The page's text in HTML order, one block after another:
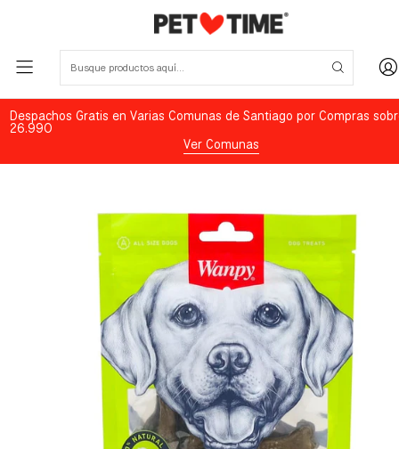
Despachos Gratis en Varias Comunas de Santiago por Compras
26.990
Ver Comunas